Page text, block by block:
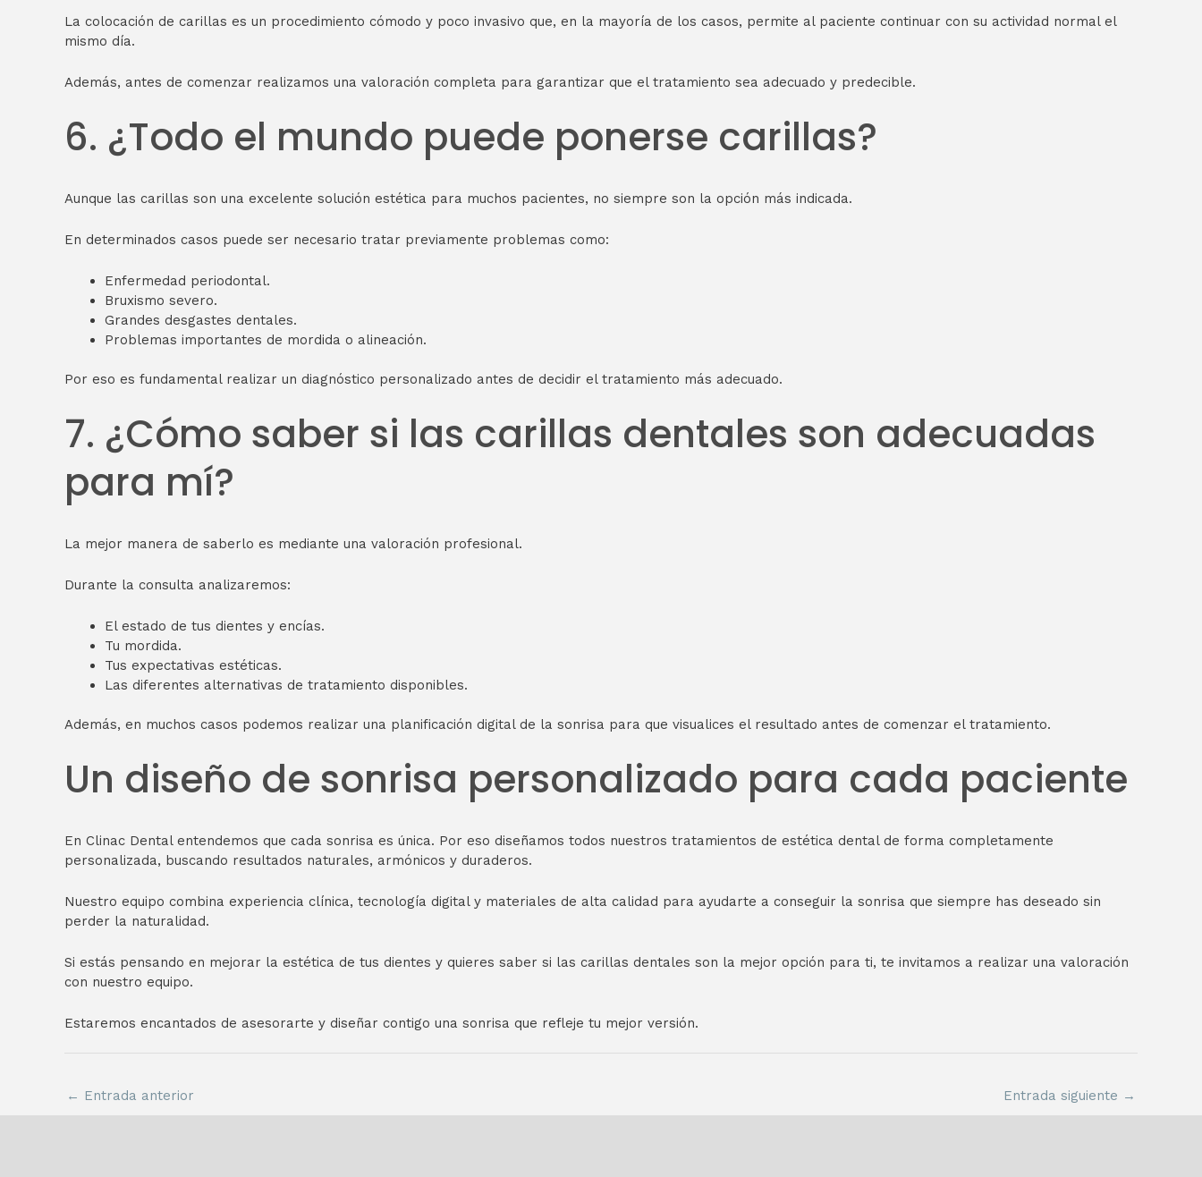
La colocación de carillas es un procedimiento cómodo y poco invasivo que, en la mayoría de los casos, permite al paciente continuar con su actividad normal el
mismo día.
Además, antes de comenzar realizamos una valoración completa para garantizar que el tratamiento sea adecuado y predecible.
6. ¿Todo el mundo puede ponerse carillas?
Aunque las carillas son una excelente solución estética para muchos pacientes, no siempre son la opción más indicada.
En determinados casos puede ser necesario tratar previamente problemas como:
Enfermedad periodontal.
Bruxismo severo.
Grandes desgastes dentales.
Problemas importantes de mordida o alineación.
Por eso es fundamental realizar un diagnóstico personalizado antes de decidir el tratamiento más adecuado.
7. ¿Cómo saber si las carillas dentales son adecuadas
para mí?
La mejor manera de saberlo es mediante una valoración profesional.
Durante la consulta analizaremos:
El estado de tus dientes y encías.
Tu mordida.
Tus expectativas estéticas.
Las diferentes alternativas de tratamiento disponibles.
Además, en muchos casos podemos realizar una planificación digital de la sonrisa para que visualices el resultado antes de comenzar el tratamiento.
Un diseño de sonrisa personalizado para cada paciente
En Clinac Dental entendemos que cada sonrisa es única. Por eso diseñamos todos nuestros tratamientos de estética dental de forma completamente
personalizada, buscando resultados naturales, armónicos y duraderos.
Nuestro equipo combina experiencia clínica, tecnología digital y materiales de alta calidad para ayudarte a conseguir la sonrisa que siempre has deseado sin
perder la naturalidad.
Si estás pensando en mejorar la estética de tus dientes y quieres saber si las carillas dentales son la mejor opción para ti, te invitamos a realizar una valoración
con nuestro equipo.
Estaremos encantados de asesorarte y diseñar contigo una sonrisa que refleje tu mejor versión.
← Entrada anterior Entrada siguiente →